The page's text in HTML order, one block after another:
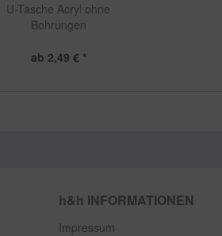
U-Tasche Acryl ohne
Bohrungen
ab 2,49 € *
h&h INFORMATIONEN
Impressum